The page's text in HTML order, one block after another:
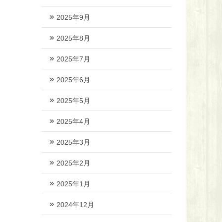
2025年9月
2025年8月
2025年7月
2025年6月
2025年5月
2025年4月
2025年3月
2025年2月
2025年1月
2024年12月